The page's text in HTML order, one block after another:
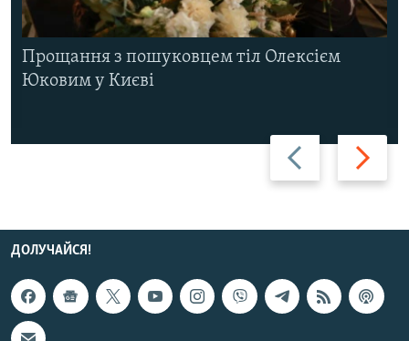
Назад Вперед
Прощання з пошуковцем тіл Олексієм
Юковим у Києві
ДОЛУЧАЙСЯ!